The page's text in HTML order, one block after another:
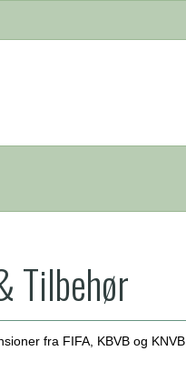
Tilbehør
fra FIFA, KBVB og